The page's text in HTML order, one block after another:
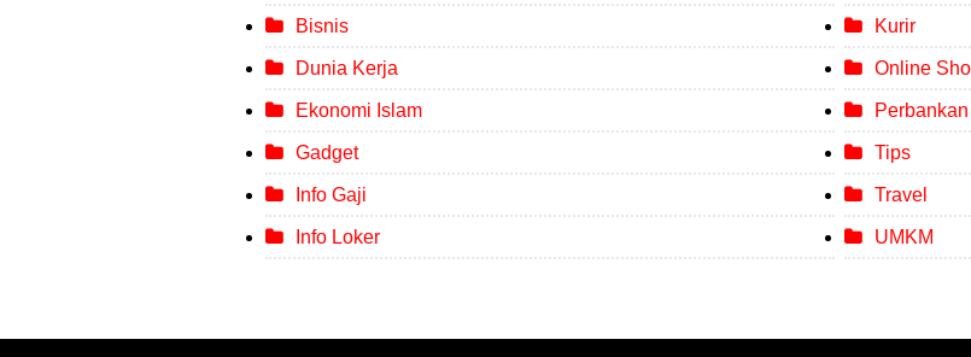
Bisnis
Dunia Kerja
Ekonomi Islam
Gadget
Info Gaji
Info Loker
Kurir
Online
Perbankan
Tips
Travel
UMKM